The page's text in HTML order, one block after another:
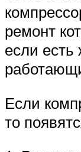
ремонт
если есть
Если
то